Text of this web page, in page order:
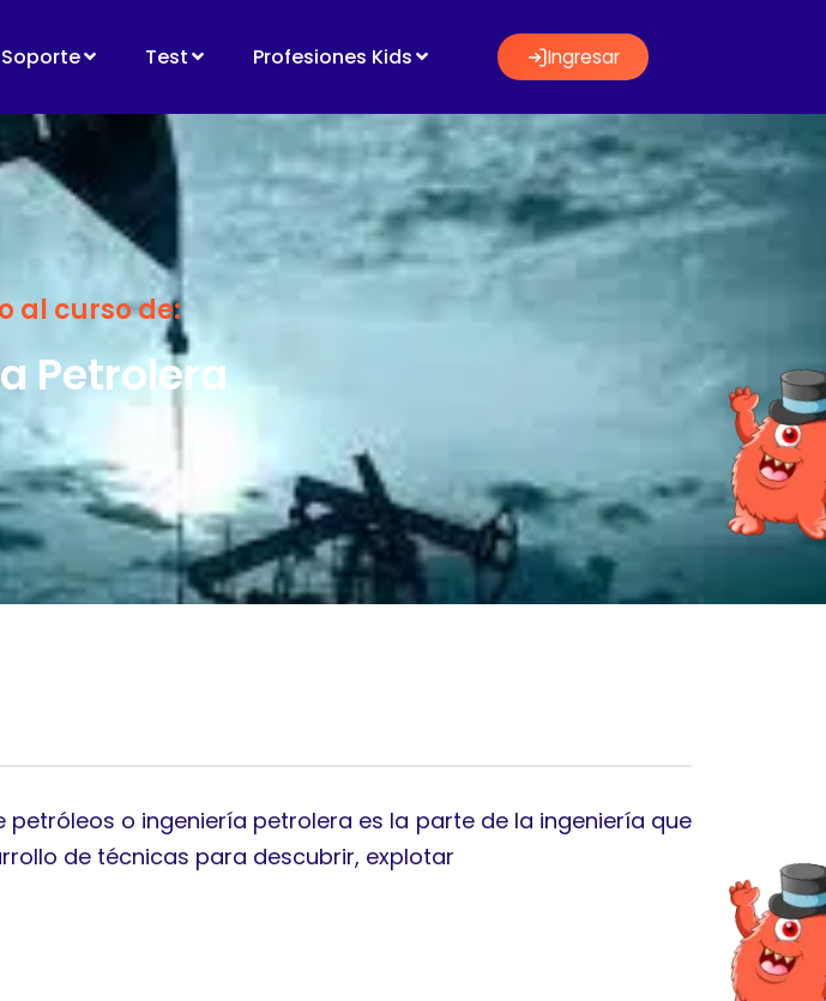
Soporte Test Profesiones Kids Ingresar
al curso de:
Petrolera
o ingeniería petrolera es la parte de la ingeniería que
de técnicas para descubrir, explotar